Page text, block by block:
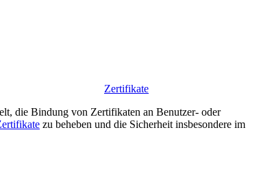
Zertifikate
die Bindung von Zertifikaten an Benutzer- oder
zu beheben und die Sicherheit insbesondere im